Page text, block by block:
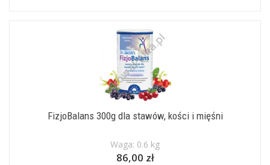
FizjoBalans 300g dla stawów, kości i mięśni
Waga: 0.6 kg
86,00 zł